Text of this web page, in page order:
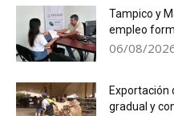
Tampico y
empleo
06/08/
Exportación
gradual y